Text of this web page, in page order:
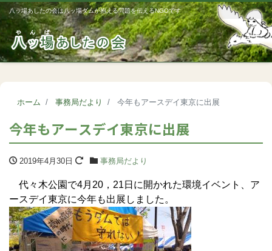
八ッ場あしたの会は八ッ場ダムが抱える問題を伝えるNGOです
ホーム 事務局だより 今年もアースデイ東京に出展
今年もアースデイ東京に出展
2019年4月30日 事務局だより
代々木公園で4月20，21日に開かれた環境イベント、ア
ースデイ東京に今年も出展しました。